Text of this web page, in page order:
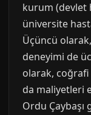
kurum (devlet
üniversite
Üçüncü
deneyimi de
olarak, coğrafi
da maliyetleri
Ordu Çaybaşı